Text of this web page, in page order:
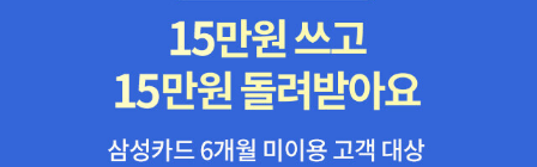
추하길래 읽었던 작품인데, 가장 인상적인 작품이다. 단편집인데, 각
계의 카리스마 있고, 각기 다른 능력의 소유자인 형사를 필두로 사건
을 해결한다. 다른 책들에 비하여, 이 작품집만은 '착한 것'과는 살짝
거리가 있는 재미난 책이다. 히가시노 게이고 역시 워낙 많이 번역되